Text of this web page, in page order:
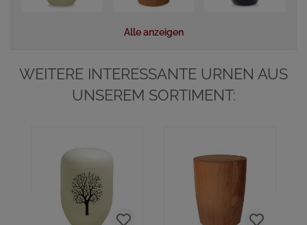
Alle anzeigen
WEITERE INTERESSANTE URNEN AUS
UNSEREM SORTIMENT: